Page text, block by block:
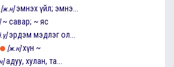
[ж.н] эмнэх үйл; эмнэ...
~ савар; ~ яс
эрдэм мэдлэг ол...
[ж.н] хүн ~
адуу, хулан, та...